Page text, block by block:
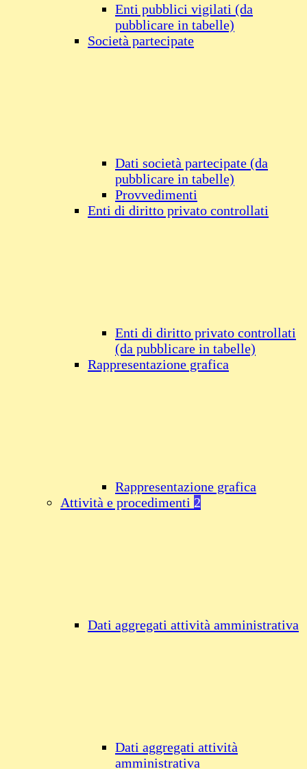
Enti pubblici vigilati (da
pubblicare in tabelle)
Società partecipate
Dati società partecipate (da
pubblicare in tabelle)
Provvedimenti
Enti di diritto privato controllati
Enti di diritto privato controllati
(da pubblicare in tabelle)
Rappresentazione grafica
Rappresentazione grafica
Attività e procedimenti 2
Dati aggregati attività amministrativa
Dati aggregati attività
amministrativa